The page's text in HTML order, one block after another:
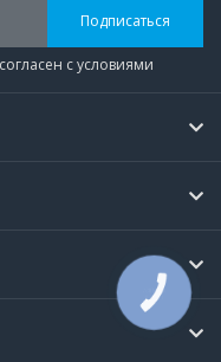
Подписаться
с условиями
КНОПКА
СВЯЗИ